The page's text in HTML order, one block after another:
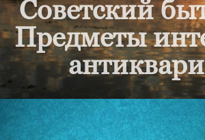
Советский
Предметы